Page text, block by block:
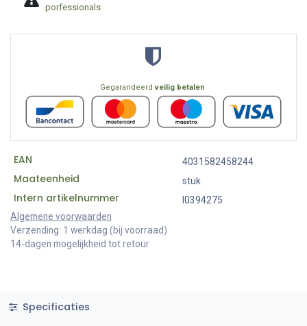
porfessionals
Gegarandeerdveilig betalen
EAN 4031582458244
Maateenheid stuk
Intern artikelnummer
I0394275
Algemene voorwaarden
Verzending: 1 werkdag (bij voorraad)
14-dagen mogelijkheid tot retour
Specificaties